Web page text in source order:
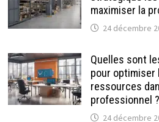
maximiser la
24 décembre
Quelles sont
pour optimiser
ressources
professionnel ?
24 décembre